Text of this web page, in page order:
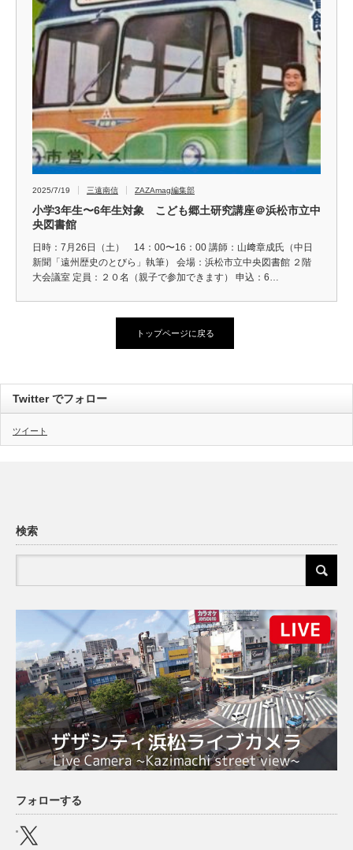
2025/7/19 三遠南信 ZAZAmag編集部
小学3年生〜6年生対象 こども郷土研究講座＠浜松市立中
央図書館
日時：7月26日（土） 14：00〜16：00 講師：山﨑章成氏（中日
新聞「遠州歴史のとびら」執筆） 会場：浜松市立中央図書館 ２階
大会議室 定員：２０名（親子で参加できます） 申込：6…
トップページに戻る
Twitter でフォロー
ツイート
検索
フォローする
X